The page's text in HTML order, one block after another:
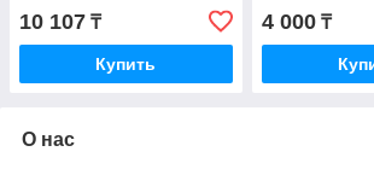
10 107 ₸
Купить
52.0211.24
4 000₸
О нас